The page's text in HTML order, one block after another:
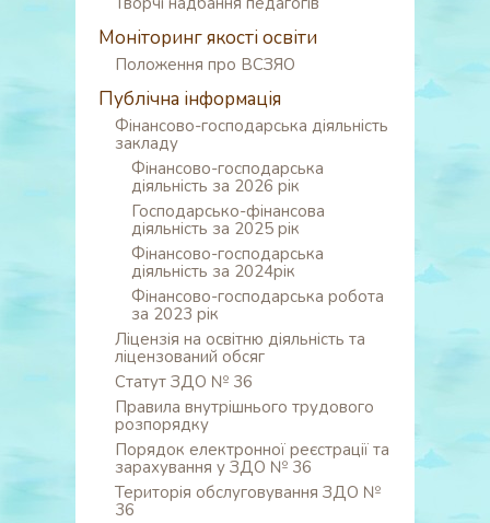
Моніторинг якості освіти
Положення про ВСЗЯО
Публічна інформація
Фінансово-господарська діяльність
закладу
Фінансово-господарська
діяльність за 2026 рік
Господарсько-фінансова
діяльність за 2025 рік
Фінансово-господарська
діяльність за 2024рік
Фінансово-господарська робота
за 2023 рік
Ліцензія на освітню діяльність та
ліцензований обсяг
Статут ЗДО № 36
Правила внутрішнього трудового
розпорядку
Порядок електронної реєстрації та
зарахування у ЗДО № 36
Територія обслуговування ЗДО №
36